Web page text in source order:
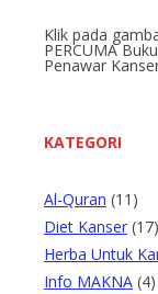
Klik pada
PERCUMA
Penawar
KATEGORI
Al-Quran (11)
Diet Kanser (17)
Herba Untuk
Info MAKNA (4)